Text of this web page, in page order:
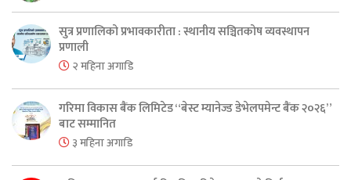
सुत्र प्रणालिको प्रभावकारीता : स्थानीय सञ्चितकोष व्यवस्थापन
प्रणाली
२ महिना अगाडि
गरिमा विकास बैंक लिमिटेड “बेस्ट म्यानेज्ड डेभेलपमेन्ट बैंक २०२६”
बाट सम्मानित
३ महिना अगाडि